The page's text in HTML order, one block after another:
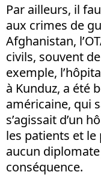
Par ailleurs, il
aux crimes de
Afghanistan,
civils, souvent
exemple,
à Kunduz, a été
américaine, qui
s’agissait d’un
les patients et
aucun
conséquence.